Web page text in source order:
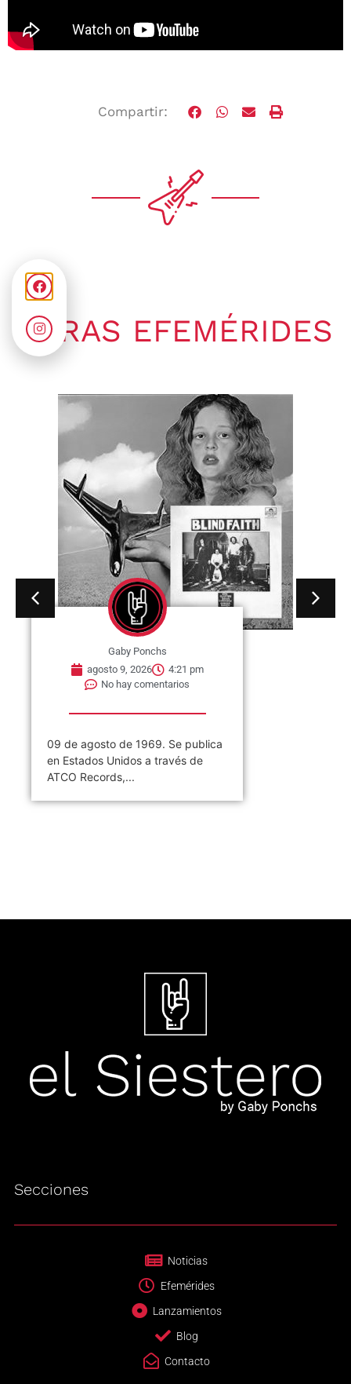
Compartir:
OTRAS EFEMÉRIDES
Gaby Ponchs
agosto 9, 2026
4:21 pm
No hay comentarios
09 de agosto de 1969. Se publica
en Estados Unidos a través de
ATCO Records,...
Secciones
Noticias
Efemérides
Lanzamientos
Blog
Contacto